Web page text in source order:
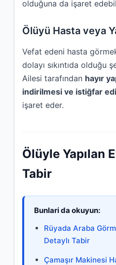
olduğuna da işaret
Ölüyü Hasta veya
Vefat edeni hasta
dolayı sıkıntıda olduğu
Ailesi tarafından hayır
indirilmesi ve istiğfar
işaret eder.
Ölüyle Yapılan
Tabir
Bunlari da okuyun:
Rüyada Araba
Detaylı Tabir
Çamaşır Makinesi